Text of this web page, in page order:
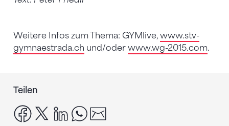
Weitere Infos zum Thema: GYMlive, www.stv-
gymnaestrada.ch und/oder www.wg-2015.com.
Teilen
facebook
x linkedinwhatsapp